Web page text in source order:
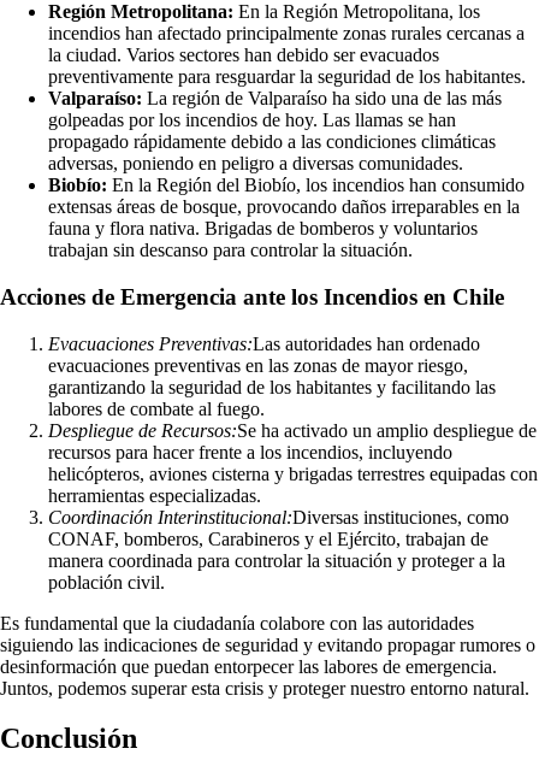
Región Metropolitana: En la Región Metropolitana, los
incendios han afectado principalmente zonas rurales cercanas a
la ciudad. Varios sectores han debido ser evacuados
preventivamente para resguardar la seguridad de los habitantes.
Valparaíso: La región de Valparaíso ha sido una de las más
golpeadas por los incendios de hoy. Las llamas se han
propagado rápidamente debido a las condiciones climáticas
adversas, poniendo en peligro a diversas comunidades.
Biobío: En la Región del Biobío, los incendios han consumido
extensas áreas de bosque, provocando daños irreparables en la
fauna y flora nativa. Brigadas de bomberos y voluntarios
trabajan sin descanso para controlar la situación.
Acciones de Emergencia ante los Incendios en Chile
Evacuaciones Preventivas:Las autoridades han ordenado
evacuaciones preventivas en las zonas de mayor riesgo,
garantizando la seguridad de los habitantes y facilitando las
labores de combate al fuego.
Despliegue de Recursos:Se ha activado un amplio despliegue de
recursos para hacer frente a los incendios, incluyendo
helicópteros, aviones cisterna y brigadas terrestres equipadas con
herramientas especializadas.
Coordinación Interinstitucional:Diversas instituciones, como
CONAF, bomberos, Carabineros y el Ejército, trabajan de
manera coordinada para controlar la situación y proteger a la
población civil.
Es fundamental que la ciudadanía colabore con las autoridades
siguiendo las indicaciones de seguridad y evitando propagar rumores o
desinformación que puedan entorpecer las labores de emergencia.
Juntos, podemos superar esta crisis y proteger nuestro entorno natural.
Conclusión